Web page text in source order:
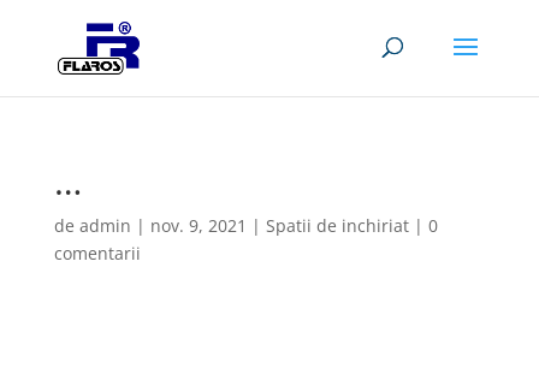
…
de admin | nov. 9, 2021 | Spatii de inchiriat| 0
comentarii